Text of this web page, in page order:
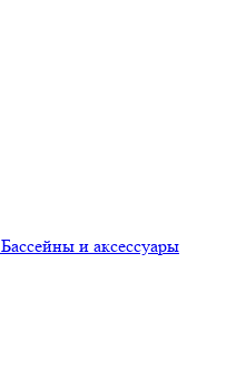
Бассейны и аксессуары